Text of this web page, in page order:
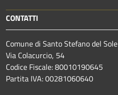
CONTATTI
Comune di Santo Stefano del Sole
Via Colacurcio, 54
Codice Fiscale: 80010190645
Partita IVA: 00281060640